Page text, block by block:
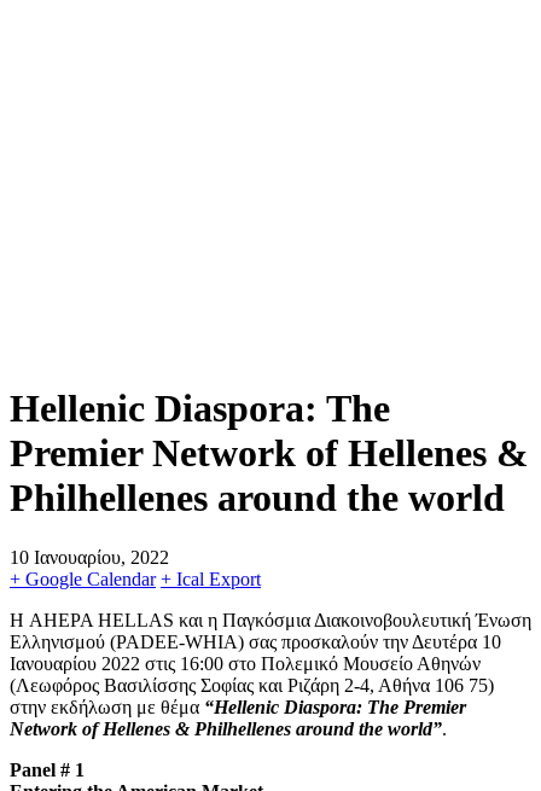
Hellenic Diaspora: The
Premier Network of Hellenes &
Philhellenes around the world
10 Ιανουαρίου, 2022
+ Google Calendar + Ical Export
Η AHEPA HELLAS και η Παγκόσμια Διακοινοβουλευτική Ένωση
Ελληνισμού (PADEE-WHIA) σας προσκαλούν την Δευτέρα 10
Ιανουαρίου 2022 στις 16:00 στο Πολεμικό Μουσείο Αθηνών
(Λεωφόρος Βασιλίσσης Σοφίας και Ριζάρη 2-4, Αθήνα 106 75)
στην εκδήλωση με θέμα “Hellenic Diaspora: The Premier
Network of Hellenes & Philhellenes around the world”.
Panel # 1